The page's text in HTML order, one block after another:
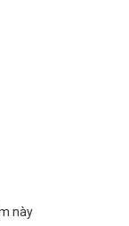
nặng hơn.
độ dưới 30°C,
này